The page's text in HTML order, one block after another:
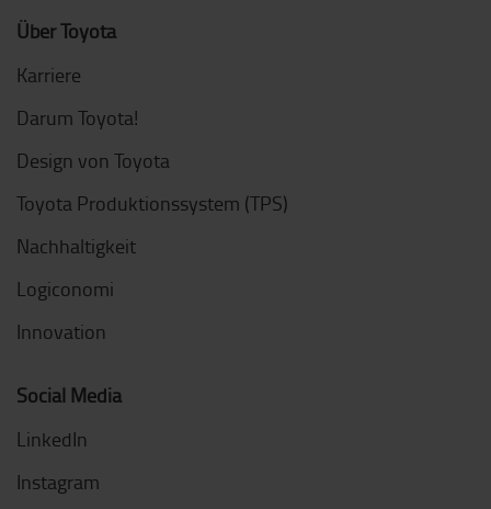
Über Toyota
Karriere
Darum Toyota!
Design von Toyota
Toyota Produktionssystem (TPS)
Nachhaltigkeit
Logiconomi
Innovation
Social Media
LinkedIn
Instagram